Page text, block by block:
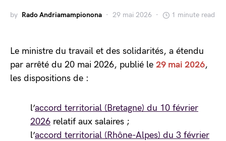
by Rado Andriamampionona 29 mai 2026 1 minute read
Le ministre du travail et des solidarités, a étendu
par arrêté du 20 mai 2026, publié le 29 mai 2026,
les dispositions de :
l’accord territorial (Bretagne) du 10 février
2026 relatif aux salaires ;
l’accord territorial (Rhône-Alpes) du 3 février